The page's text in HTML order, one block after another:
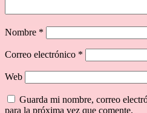
Nombre *
Correo electrónico *
Web
Guarda mi nombre, correo
para la próxima vez que comente.